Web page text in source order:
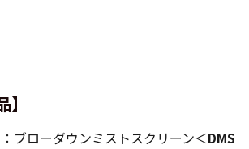
ブローダウンミストスクリーン＜DMS